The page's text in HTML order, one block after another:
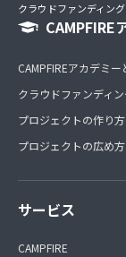
クラウドファンディン
CAMPFIRE
CAMPFIREアカデミー
クラウドファンディ
プロジェクトの作り方
プロジェクトの広め方
サービス
CAMPFIRE